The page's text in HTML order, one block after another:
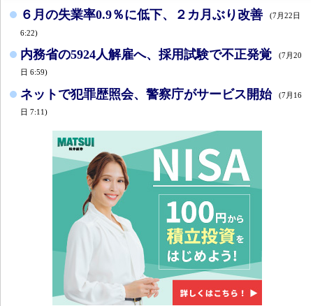
６月の失業率0.9％に低下、２カ月ぶり改善 (7月22日
6:22)
内務省の5924人解雇へ、採用試験で不正発覚
(7月20
日 6:59)
ネットで犯罪歴照会、警察庁がサービス開始
(7月16
日 7:11)